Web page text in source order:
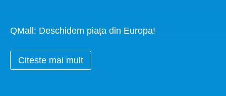
QMall: Deschidem piața din Europa!
Citeste mai mult